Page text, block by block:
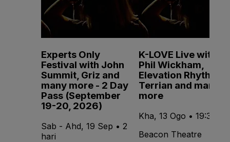
Experts Only
Festival with John
Summit, Griz and
many more - 2 Day
Pass (September
19-20, 2026)
Sab - Ahd, 19 Sep • 2
hari
K-LOVE Live with
Phil Wickham,
Elevation Rhythm,
Terrian and many
more
Kha, 13 Ogo • 19:30
Beacon Theatre